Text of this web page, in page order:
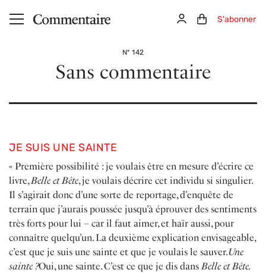
Aller au contenu principal ConnexionPanier (0)
S'abonner
Nº 142
Sans commentaire
JE SUIS UNE SAINTE
« Première possibilité : je voulais être en mesure d’écrire ce
livre,Belle et Bête, je voulais décrire cet individu si singulier.
Il s’agirait donc d’une sorte de reportage, d’enquête de
terrain que j’aurais poussée jusqu’à éprouver des sentiments
très forts pour lui – car il faut aimer, et haïr aussi, pour
connaître quelqu’un. La deuxième explication envisageable,
c’est que je suis une sainte et que je voulais le sauver.Une
sainte ?Oui, une sainte. C’est ce que je dis dansBelle et Bête.